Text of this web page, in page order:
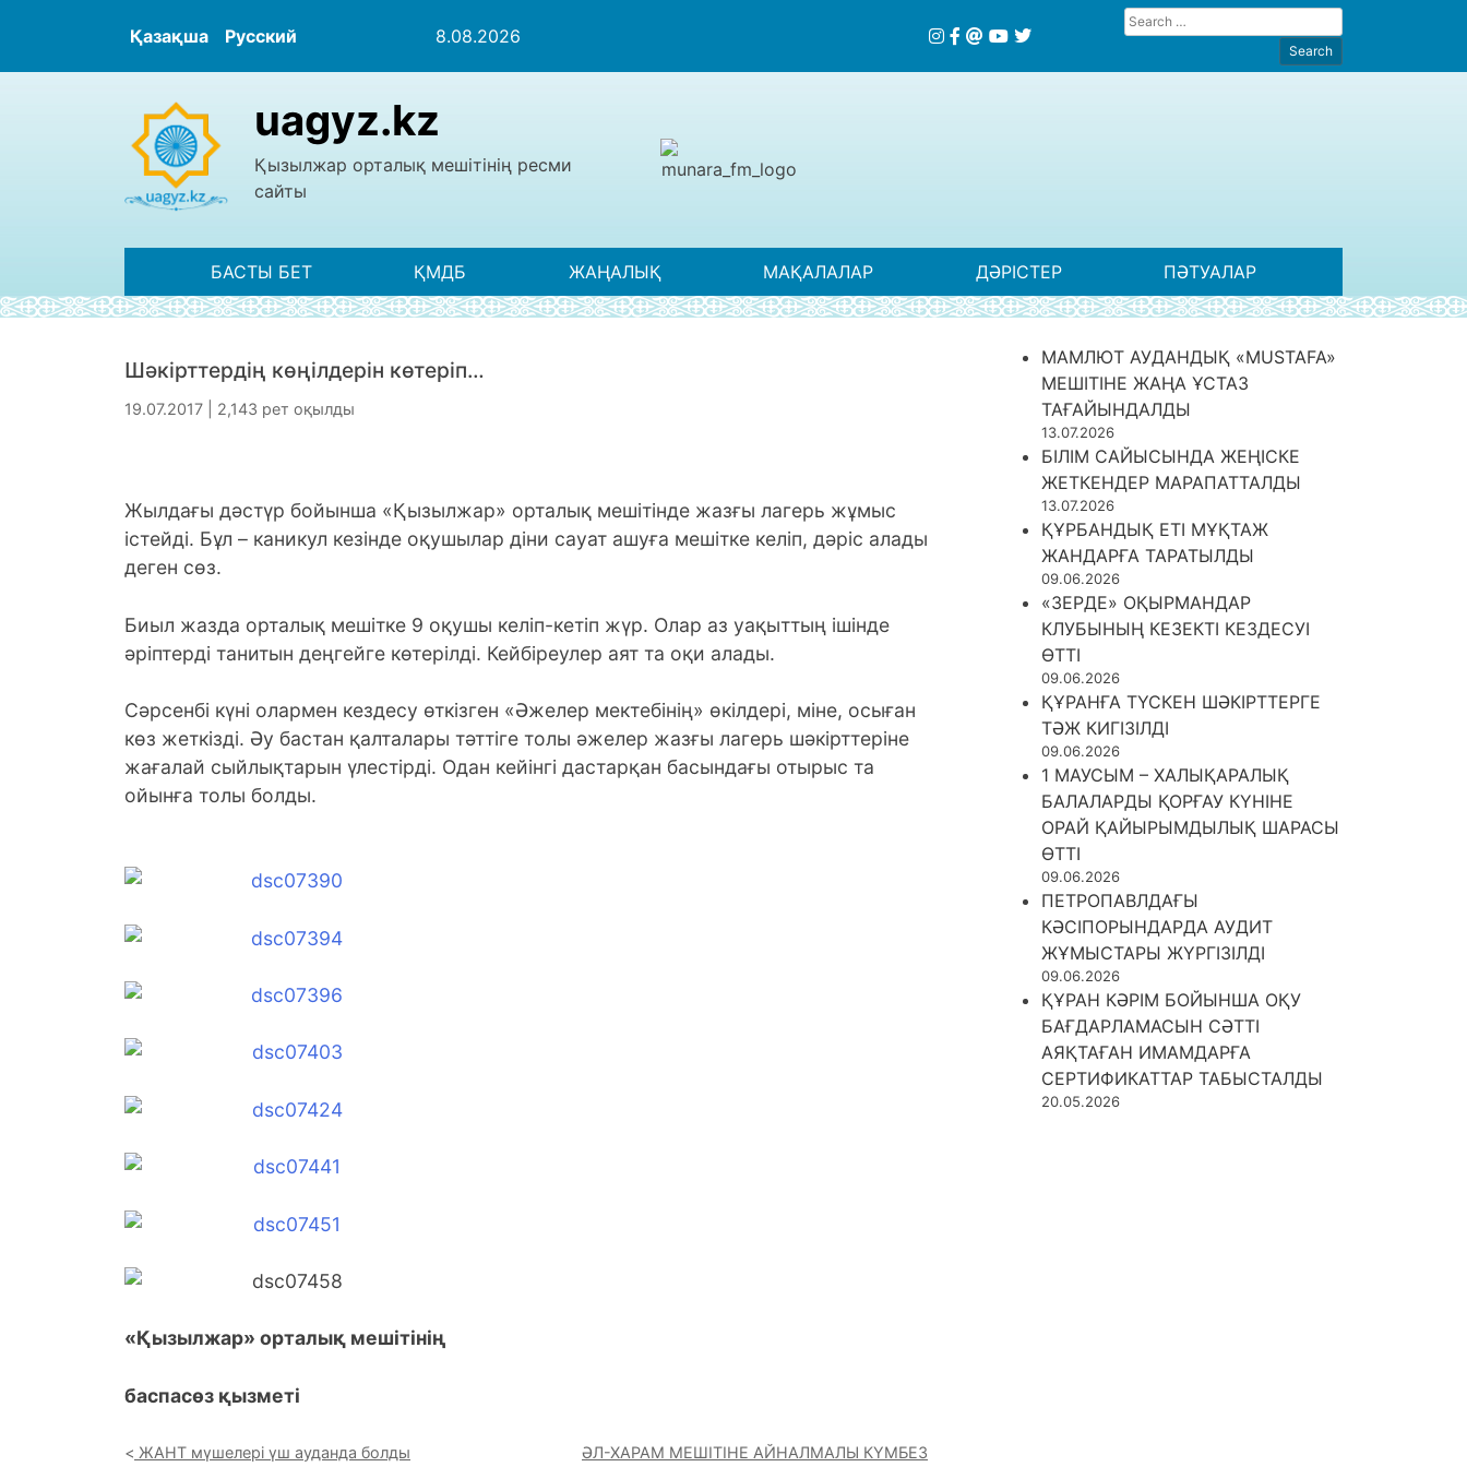
Қазақша Русский 8.08.2026
uagyz.kz
Қызылжар орталық мешітінің ресми
сайты
БАСТЫ БЕТ ҚМДБ ЖАҢАЛЫҚ МАҚАЛАЛАР ДӘРІСТЕР ПӘТУАЛАР
Шәкірттердің көңілдерін көтеріп…
19.07.2017 | 2,143 рет оқылды
Жылдағы дәстүр бойынша «Қызылжар» орталық мешітінде жазғы лагерь жұмыс
істейді. Бұл – каникул кезінде оқушылар діни сауат ашуға мешітке келіп, дәріс алады
деген сөз.
Биыл жазда орталық мешітке 9 оқушы келіп-кетіп жүр. Олар аз уақыттың ішінде
әріптерді танитын деңгейге көтерілді. Кейбіреулер аят та оқи алады.
Сәрсенбі күні олармен кездесу өткізген «Әжелер мектебінің» өкілдері, міне, осыған
көз жеткізді. Әу бастан қалталары тәттіге толы әжелер жазғы лагерь шәкірттеріне
жағалай сыйлықтарын үлестірді. Одан кейінгі дастарқан басындағы отырыс та
ойынға толы болды.
«Қызылжар» орталық мешітінің
баспасөз қызметі
ЖАНТ мүшелері үш ауданда болды ӘЛ-ХАРАМ МЕШІТІНЕ АЙНАЛМАЛЫ КҮМБЕЗ
МАМЛЮТ АУДАНДЫҚ «MUSTAFA»
МЕШІТІНЕ ЖАҢА ҰСТАЗ
ТАҒАЙЫНДАЛДЫ
13.07.2026
БІЛІМ САЙЫСЫНДА ЖЕҢІСКЕ
ЖЕТКЕНДЕР МАРАПАТТАЛДЫ
13.07.2026
ҚҰРБАНДЫҚ ЕТІ МҰҚТАЖ
ЖАНДАРҒА ТАРАТЫЛДЫ
09.06.2026
«ЗЕРДЕ» ОҚЫРМАНДАР
КЛУБЫНЫҢ КЕЗЕКТІ КЕЗДЕСУІ
ӨТТІ
09.06.2026
ҚҰРАНҒА ТҮСКЕН ШӘКІРТТЕРГЕ
ТӘЖ КИГІЗІЛДІ
09.06.2026
1 МАУСЫМ – ХАЛЫҚАРАЛЫҚ
БАЛАЛАРДЫ ҚОРҒАУ КҮНІНЕ
ОРАЙ ҚАЙЫРЫМДЫЛЫҚ ШАРАСЫ
ӨТТІ
09.06.2026
ПЕТРОПАВЛДАҒЫ
КӘСІПОРЫНДАРДА АУДИТ
ЖҰМЫСТАРЫ ЖҮРГІЗІЛДІ
09.06.2026
ҚҰРАН КӘРІМ БОЙЫНША ОҚУ
БАҒДАРЛАМАСЫН СӘТТІ
АЯҚТАҒАН ИМАМДАРҒА
СЕРТИФИКАТТАР ТАБЫСТАЛДЫ
20.05.2026